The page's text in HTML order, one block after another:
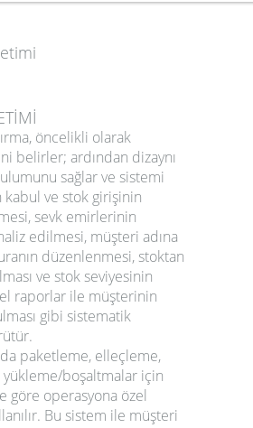
öncelikli olarak
belirler; ardından dizaynı
sağlar ve sistemi
kabul ve stok girişinin
sevk emirlerinin
edilmesi, müşteri adına
düzenlenmesi, stoktan
ve stok seviyesinin
raporlar ile müşterinin
gibi sistematik
paketleme, elleçleme,
boşaltmalar için
göre operasyona özel
Bu sistem ile müşteri